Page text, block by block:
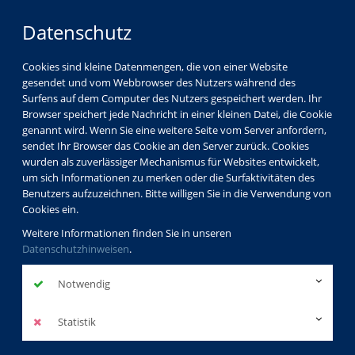
Datenschutz
Cookies sind kleine Datenmengen, die von einer Website
gesendet und vom Webbrowser des Nutzers während des
Surfens auf dem Computer des Nutzers gespeichert werden. Ihr
Browser speichert jede Nachricht in einer kleinen Datei, die Cookie
genannt wird. Wenn Sie eine weitere Seite vom Server anfordern,
sendet Ihr Browser das Cookie an den Server zurück. Cookies
wurden als zuverlässiger Mechanismus für Websites entwickelt,
um sich Informationen zu merken oder die Surfaktivitäten des
Benutzers aufzuzeichnen. Bitte willigen Sie in die Verwendung von
Cookies ein.
Weitere Informationen finden Sie in unseren
Datenschutzhinweisen.
Notwendig
Statistik